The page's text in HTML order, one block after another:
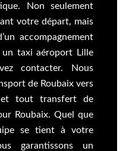
Non seulement
votre départ, mais
accompagnement
un taxi aéroport Lille
contacter. Nous
de Roubaix vers
et tout transfert de
Roubaix. Quel que
se tient à votre
garantissons un